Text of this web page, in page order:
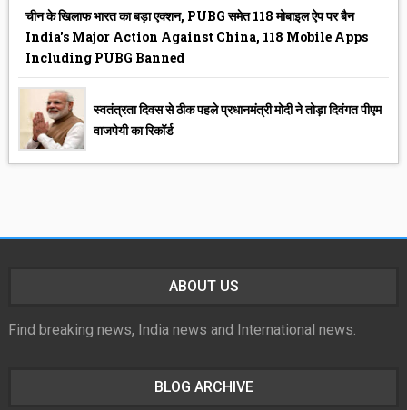
चीन के खिलाफ भारत का बड़ा एक्शन, PUBG समेत 118 मोबाइल ऐप पर बैन
India's Major Action Against China, 118 Mobile Apps
Including PUBG Banned
स्वतंत्रता दिवस से ठीक पहले प्रधानमंत्री मोदी ने तोड़ा दिवंगत पीएम
वाजपेयी का रिकॉर्ड
ABOUT US
Find breaking news, India news and International news.
BLOG ARCHIVE